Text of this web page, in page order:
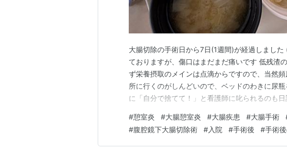
大腸切除の手術日から7日(1週間)が経過しまし
ておりますが、傷口はまだまだ痛いです 低残渣
ず栄養摂取のメインは点滴からですので、当然
所に行くのがしんどいので、ベッドのわきに尿
に「自分で捨てて！」と看護師に叱られるのも
ｳｯ…二十歳のあたいの体重よこれ💦 ちなみにの
は自宅に帰ってからになる…
#憩室炎 #大腸憩室炎 #大腸疾患 #大腸手術
#腹腔鏡下大腸切除術 #入院 #手術後 #手術